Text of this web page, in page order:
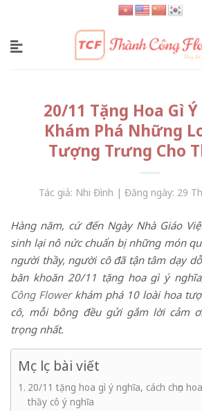
content
20/11 Tặng Hoa Gì
Khám Phá Những
Tượng Trưng Cho
Tác giả: Nhi Đình | Đăng ngày: 29
Hàng năm, cứ đến Ngày Nhà Giáo
sinh lại nô nức chuẩn bị những món
người thầy, người cô đã tận tâm dạy
băn khoăn 20/11 tặng hoa gì ý
Công Flower khám phá 10 loài hoa
cô, mỗi bông đều gửi gắm lời cảm
trọng nhất.
Mục lục bài viết
20/11 tặng hoa gì ý nghĩa, cách chọn
thầy cô ý nghĩa